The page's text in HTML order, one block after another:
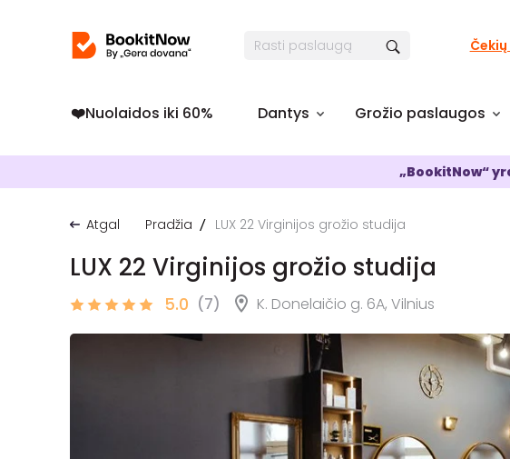
❤️️Nuolaidos iki 60% Dantys Grožio paslaugos
„BookitNow“
Atgal Pradžia LUX 22 Virginijos grožio studija
LUX 22 Virginijos grožio studija
5.0 (7) K. Donelaičio g. 6A, Vilnius